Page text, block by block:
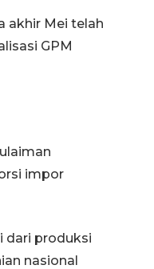
akhir Mei telah
GPM
impor
dari produksi
nasional
II-2026